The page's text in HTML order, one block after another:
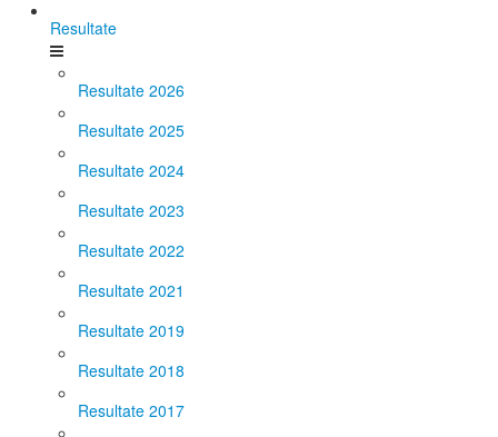
Resultate
Resultate 2026
Resultate 2025
Resultate 2024
Resultate 2023
Resultate 2022
Resultate 2021
Resultate 2019
Resultate 2018
Resultate 2017